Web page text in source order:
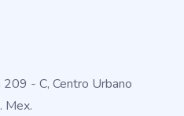
- C, Centro Urbano
Mex.